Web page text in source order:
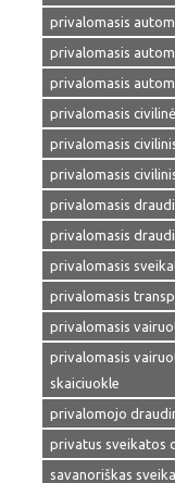
privalomasis
privalomasis
privalomasis
privalomasis
privalomasis
privalomasis
privalomasis
privalomasis
privalomasis
privalomasis
privalomasis
privalomasis
skaiciuokle
privalomojo
privatus sveikatos
savanoriškas